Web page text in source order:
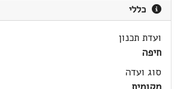
כללי
ועדת תכנון
חיפה
סוג ועדה